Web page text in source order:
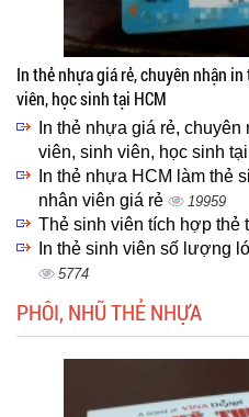
In thẻ nhựa giá rẻ, chuyên nhận
viên, học sinh tại HCM
In thẻ nhựa giá rẻ,
viên, sinh viên, học sinh
In thẻ nhựa HCM làm thẻ
nhân viên giá rẻ
19959
Thẻ sinh viên tích hợp thẻ
In thẻ sinh viên số lượng
5774
PHÔI, NHŨ THẺ NHỰA